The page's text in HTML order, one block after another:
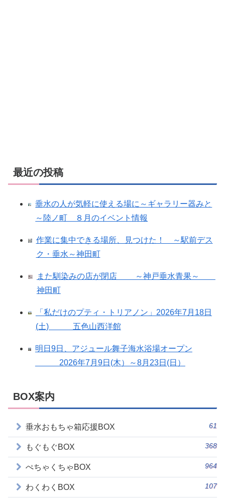
最近の投稿
垂水の人が気軽に使える場に～ギャラリー器みと
～陸ノ町 ８月のイベント情報
作業に集中できる場所、見つけた！ ～駅前デス
ク・垂水～神田町
また馴染みの店が閉店 ～神戸垂水青果～
神田町
「私だけのプティ・トリアノン」2026年7月18日
(土) 五色山西洋館
明日9日、アジュール舞子海水浴場オープン
2026年7月9日(木）～8月23日(日）
BOX案内
垂水おもちゃ箱応援BOX 61
もぐもぐBOX 368
ぺちゃくちゃBOX 964
わくわくBOX 107